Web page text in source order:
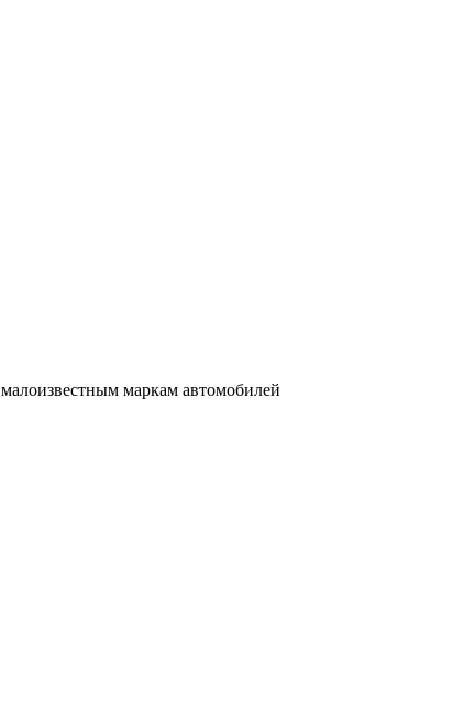
маркам автомобилей